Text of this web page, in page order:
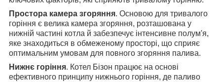
Простора камера згоряння. Основою для тривалого
горіння є велика камера згоряння, розташована у
нижній частині котла й забезпечує інтенсивне полум'я,
яке знаходиться в обмеженому просторі, що сприяє
оптимальним умовам для повного згоряння палива.
Нижнє горіння. Котел Бізон працює на основі
ефективного принципу нижнього горіння, де паливо